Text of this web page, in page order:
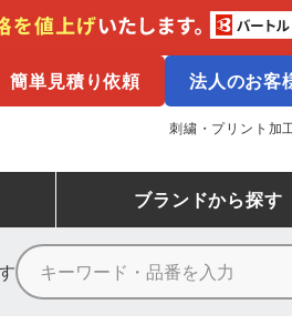
簡単見積り依頼 法人のお客
刺繍・プリント加
ブランドから探す